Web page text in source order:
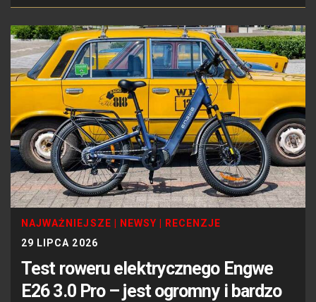
NAJWAŻNIEJSZE NEWSY
RECENZJE
29 LIPCA 2026
Test roweru elektrycznego Engwe
E26 3.0 Pro – jest ogromny i bardzo